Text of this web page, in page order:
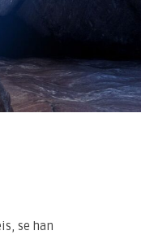
se han